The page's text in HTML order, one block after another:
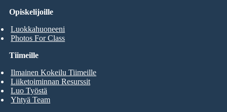
Opiskelijoille
Luokkahuoneeni
Photos For Class
Tiimeille
Ilmainen Kokeilu Tiimeille
Liiketoiminnan Resurssit
Luo Työstä
Yhtyä Team